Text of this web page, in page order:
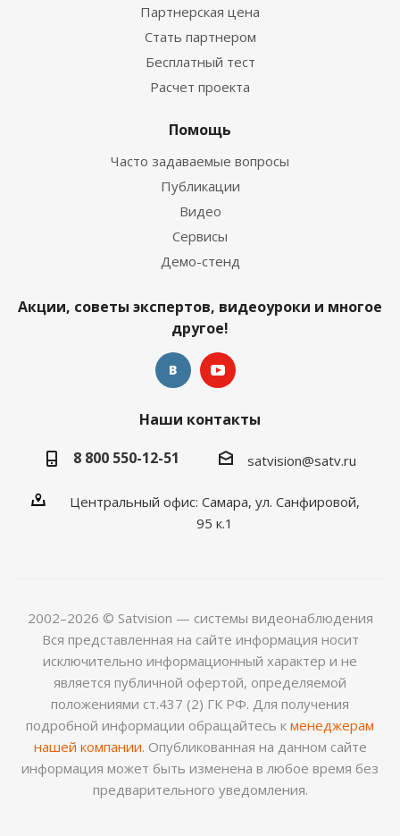
Партнерская цена
Стать партнером
Бесплатный тест
Расчет проекта
Помощь
Часто задаваемые вопросы
Публикации
Видео
Сервисы
Демо-стенд
Акции, советы экспертов, видеоуроки и многое
другое!
Наши контакты
8 800 550-12-51
satvision@satv.ru
Центральный офис: Самара, ул. Санфировой,
95 к.1
2002–2026 © Satvision — системы видеонаблюдения
Вся представленная на сайте информация носит
исключительно информационный характер и не
является публичной офертой, определяемой
положениями ст.437 (2) ГК РФ. Для получения
подробной информации обращайтесь к менеджерам
нашей компании. Опубликованная на данном сайте
информация может быть изменена в любое время без
предварительного уведомления.